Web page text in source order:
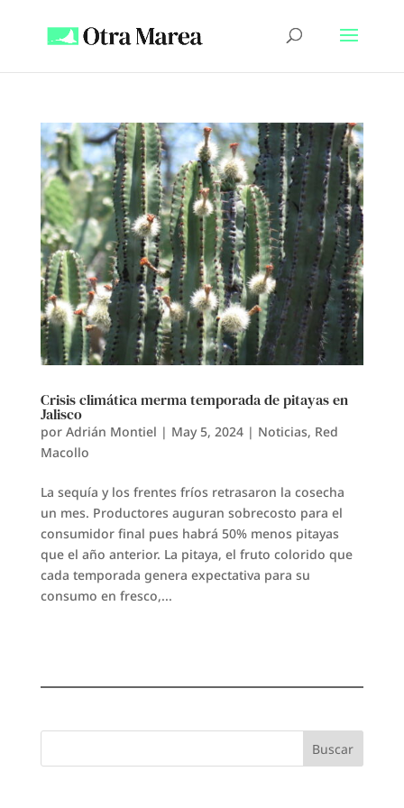
Crisis climática merma temporada de pitayas en
Jalisco
por Adrián Montiel | May 5, 2024| Noticias, Red
Macollo
La sequía y los frentes fríos retrasaron la cosecha
un mes. Productores auguran sobrecosto para el
consumidor final pues habrá 50% menos pitayas
que el año anterior. La pitaya, el fruto colorido que
cada temporada genera expectativa para su
consumo en fresco,...
Buscar